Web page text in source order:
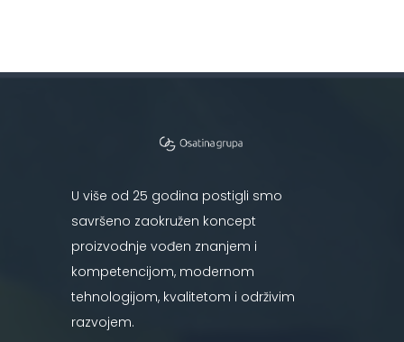
U više od 25 godina postigli smo
savršeno zaokružen koncept
proizvodnje vođen znanjem i
kompetencijom, modernom
tehnologijom, kvalitetom i održivim
razvojem.